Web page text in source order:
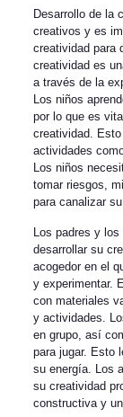
Desarrollo de la
creativos y es
creatividad para
creatividad es
a través de la
Los niños
por lo que es
creatividad.
actividades
Los niños
tomar riesgos,
para canalizar
Los padres y
desarrollar su
acogedor en el
y experimentar.
con materiales
y actividades.
en grupo, así
para jugar. Esto
su energía. Los
su creatividad
constructiva y